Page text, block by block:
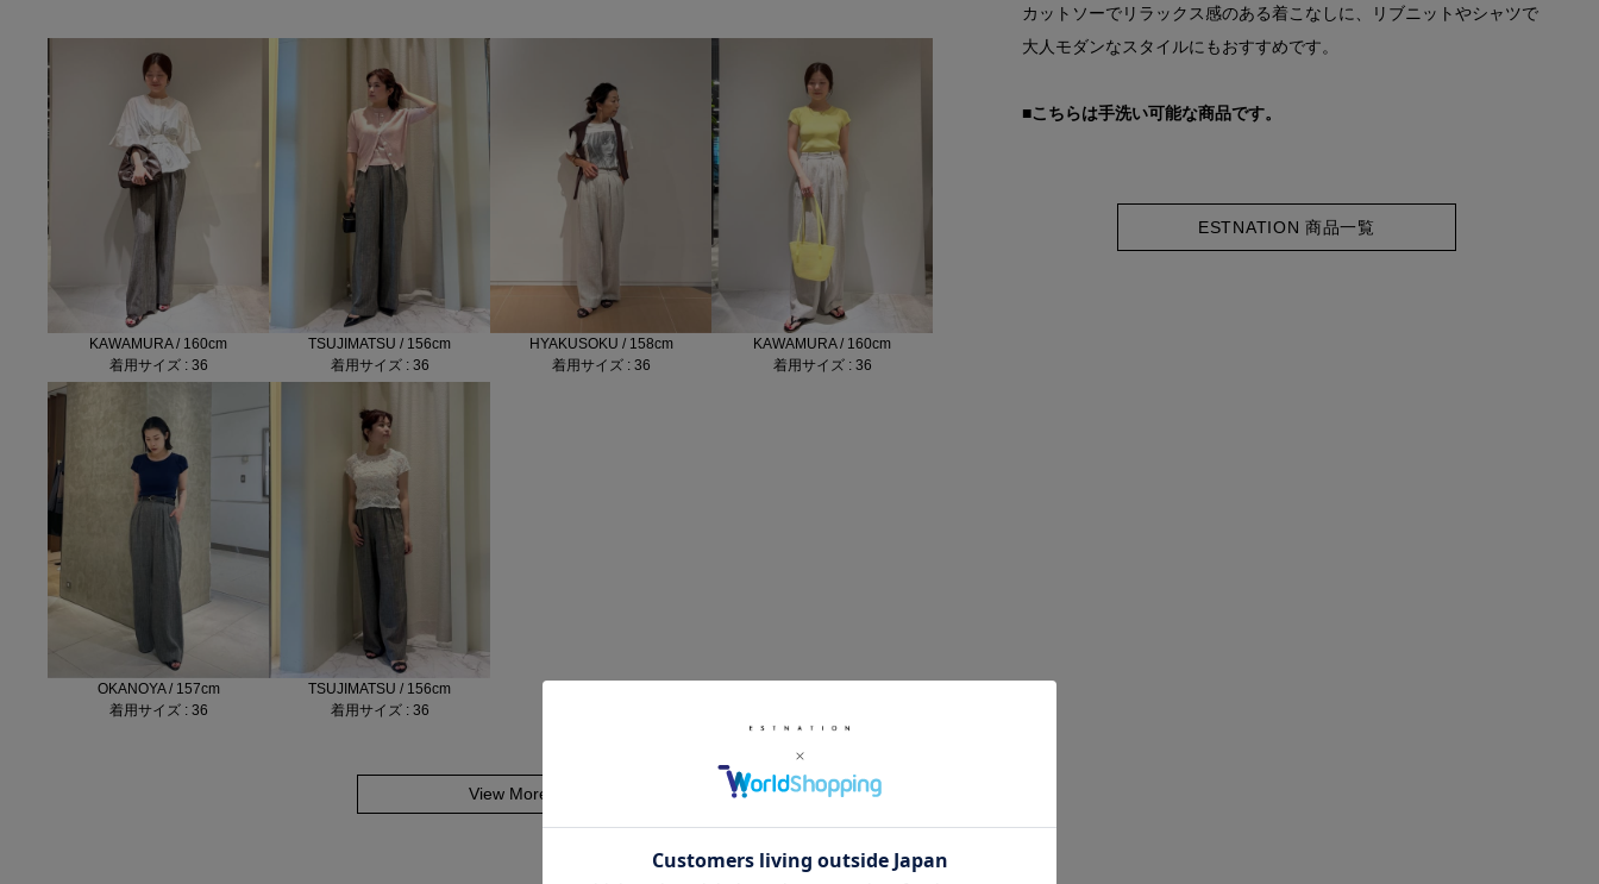
KAWAMURA / 160cm
着用サイズ : 36
TSUJIMATSU / 156cm
着用サイズ : 36
HYAKUSOKU / 158cm
着用サイズ : 36
KAWAMURA / 160cm
着用サイズ : 36
OKANOYA / 157cm
着用サイズ : 36
TSUJIMATSU / 156cm
着用サイズ : 36
View More
カットソーでリラックス感のある着こなしに、リブニットやシャツで
大人モダンなスタイルにもおすすめです。
■こちらは手洗い可能な商品です。
ESTNATION 商品一覧